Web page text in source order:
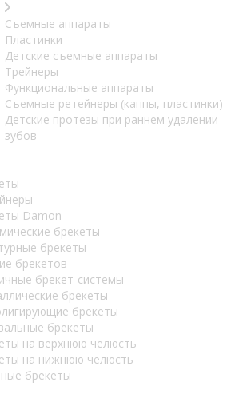
Съемные аппараты
Пластинки
Детские съемные аппараты
Трейнеры
Функциональные аппараты
Съемные ретейнеры (каппы, пластинки)
Детские протезы при раннем удалении
зубов
Damon
брекеты
брекеты
брекетов
брекет-системы
брекеты
брекеты
брекеты
на верхнюю челюсть
на нижнюю челюсть
брекеты